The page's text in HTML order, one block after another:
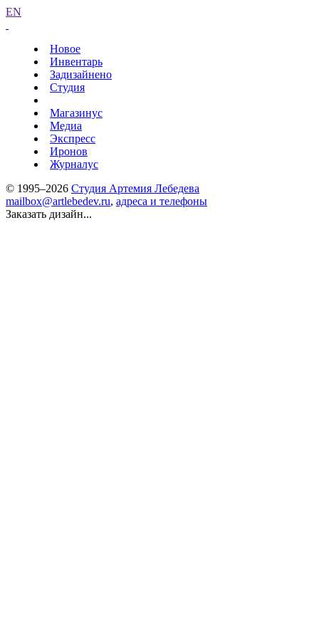
EN
Новое
Инвентарь
Задизайнено
Студия
Магазинус
Медиа
Экспресс
Иронов
Журналус
© 1995–2026 Студия Артемия Лебедева
mailbox@artlebedev.ru, адреса и телефоны
Заказать дизайн...